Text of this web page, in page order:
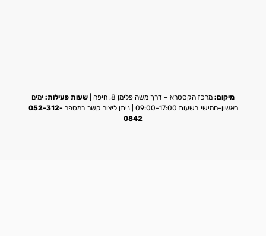
מיקום: מרכז הקסטרא – דרך משה פלימן 8, חיפה | שעות פעילות: ימים
ראשון-חמישי בשעות 09:00-17:00 | ניתן ליצור קשר במספר
052-312-
0842